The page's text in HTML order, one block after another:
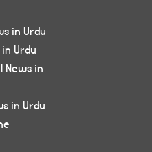
in Urdu
Urdu
in
in Urdu